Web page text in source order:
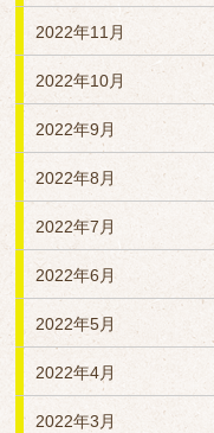
2022年11月
2022年10月
2022年9月
2022年8月
2022年7月
2022年6月
2022年5月
2022年4月
2022年3月